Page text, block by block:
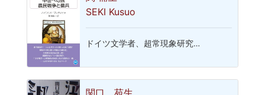
SEKI Kusuo
ドイツ文学者、超常現象研究…
関口 苑生